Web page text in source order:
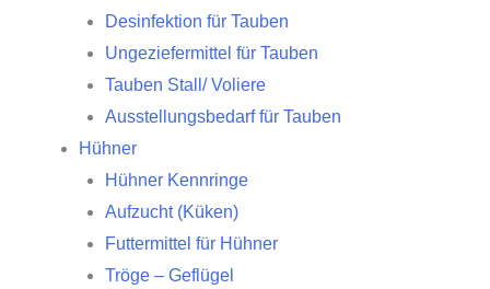
Desinfektion für Tauben
Ungeziefermittel für Tauben
Tauben Stall/ Voliere
Ausstellungsbedarf für Tauben
Hühner
Hühner Kennringe
Aufzucht (Küken)
Futtermittel für Hühner
Tröge – Geflügel